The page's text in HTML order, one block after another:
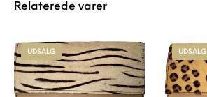
Relaterede varer
UDSALG UDSALG